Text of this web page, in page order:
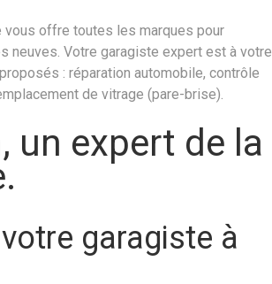
vous offre toutes les marques pour
neuves. Votre garagiste expert est à votre
: réparation automobile, contrôle
de vitrage (pare-brise).
un expert de la
garagiste à